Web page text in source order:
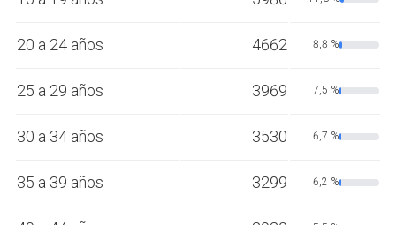
20 a 24 años 4662 8,8 %
25 a 29 años 3969 7,5 %
30 a 34 años 3530 6,7 %
35 a 39 años 3299 6,2 %